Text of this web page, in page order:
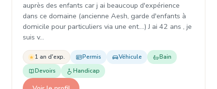
auprès des enfants car j ai beaucoup d'expérience
dans ce domaine (ancienne Aesh, garde d'enfants à
domicile pour particuliers via une ent....) J ai 42 ans , je
suis v…
1 an d'exp. Permis Véhicule
Bain
Devoirs
Handicap